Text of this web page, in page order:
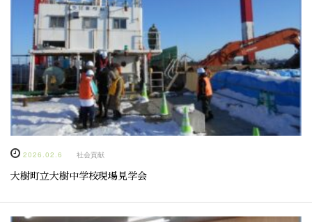
2026.02.6 社会貢献
大樹町立大樹中学校現場見学会